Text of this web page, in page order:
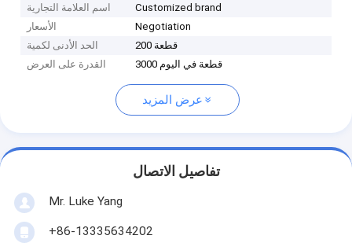
اسم العلامة التجارية
Customized brand
الأسعار
Negotiation
الحد الأدنى لكمية
200 قطعة
القدرة على العرض
3000 قطعة في اليوم
عرض المزيد
تفاصيل الاتصال
Mr. Luke Yang
+86-13335634202